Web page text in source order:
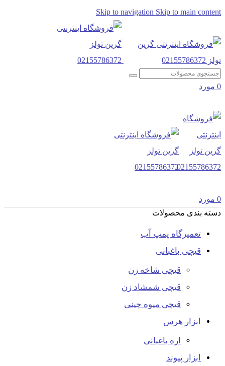
Skip to navigation Skip to main content
0 مورد
0 مورد
دسته بندی محصولات
تعمیرگاه پمپ آب
قیچی باغبانی
قیچی شاخه زن
قیچی شمشاد زن
قیچی میوه چینی
ابزار هرس
اره باغبانی
ابزار پیوند